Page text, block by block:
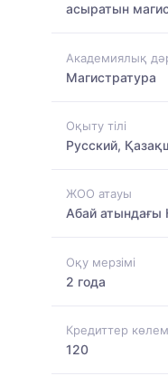
асыратын
Академиялық
Магистратура
Оқыту тілі
Русский,
ЖОО атауы
Абай атындағы
Оқу мерзімі
2 года
Кредиттер
120